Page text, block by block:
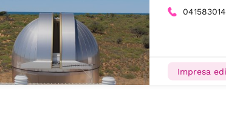
Impresa